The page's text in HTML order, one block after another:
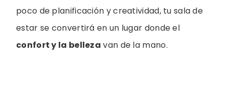
poco de planificación y creatividad, tu sala de
estar se convertirá en un lugar donde el
confort y la belleza van de la mano.